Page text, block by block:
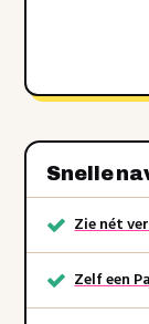
Snelle
Zie nét
Zelf een